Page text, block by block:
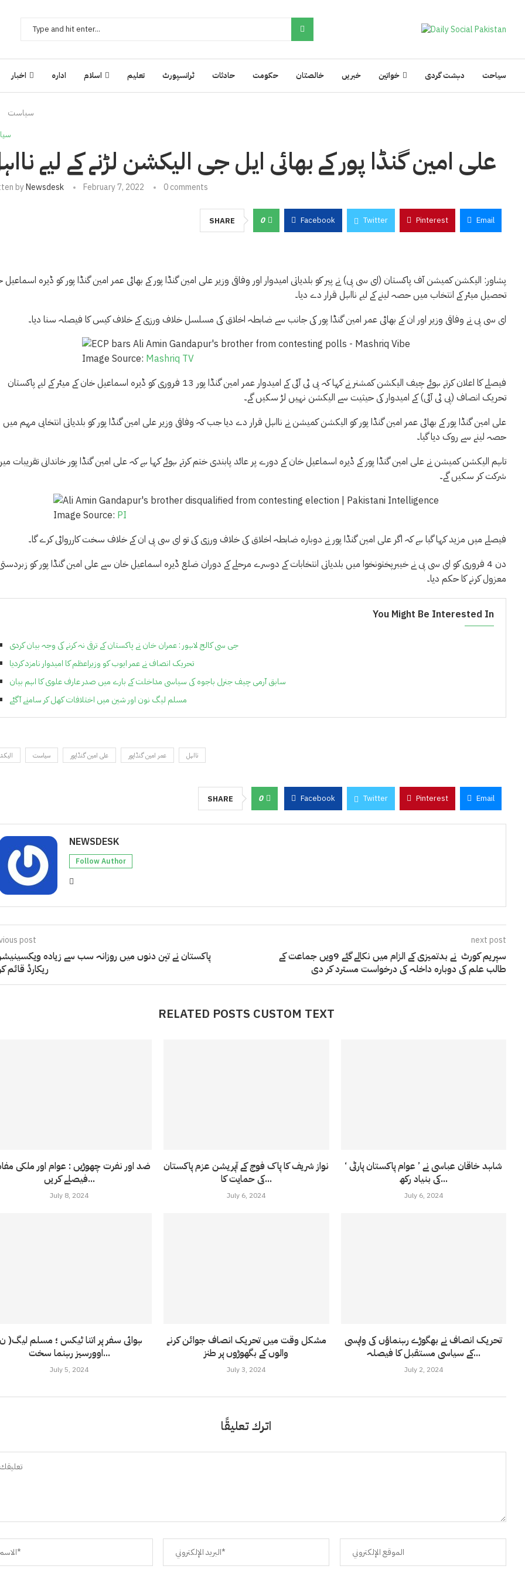
اخبار ادارہ اسلام تعلیم ٹرانسپورٹ حادثات حکومت خالصتان خبریں خواتین دہشت گردی سیاحت
سیاست
علی امین گنڈا پور کے بھائی ایل جی الیکشن لڑنے کے لیے
byNewsdesk February 7, 2022 0 comments
SHARE 0 Facebook Twitter Pinterest Email
پشاور: الیکشن کمیشن آف پاکستان (ای سی پی) نے پیر کو بلدیاتی امیدوار اور وفاقی وزیر علی امین گنڈا پور کے بھائی عمر امین گنڈا پور کو ڈیرہ
تحصیل میئر کے انتخاب میں حصہ لینے کے لیے نااہل قرار دے دیا۔
ای سی پی نے وفاقی وزیر اور ان کے بھائی عمر امین گنڈا پور کی جانب سے ضابطہ اخلاق کی مسلسل خلاف ورزی کے خلاف کیس کا فیصلہ سنا دیا۔
Image Source: Mashriq TV
فیصلے کا اعلان کرتے ہوئے چیف الیکشن کمشنر نے کہا کہ پی ٹی آئی کے امیدوار عمر امین گنڈا پور 13 فروری کو ڈیرہ اسماعیل خان کے میئر کے لیے پاکستان
تحریک انصاف (پی ٹی آئی) کے امیدوار کی حیثیت سے الیکشن نہیں لڑ سکیں گے۔
علی امین گنڈا پور کے بھائی عمر امین گنڈا پور کو الیکشن کمیشن نے نااہل قرار دے دیا جب کہ وفاقی وزیر علی امین گنڈا پور کو بلدیاتی انتخابی مہم میں
حصہ لینے سے روک دیا گیا۔
تاہم الیکشن کمیشن نے علی امین گنڈا پور کے ڈیرہ اسماعیل خان کے دورے پر عائد پابندی ختم کرتے ہوئے کہا ہے کہ علی امین گنڈا پور خاندانی تقریبات
شرکت کر سکیں گے۔
Image Source: PI
فیصلے میں مزید کہا گیا ہے کہ اگر علی امین گنڈا پور نے دوبارہ ضابطہ اخلاق کی خلاف ورزی کی تو ای سی پی ان کے خلاف سخت کارروائی کرے گا۔
دن 4 فروری کو ای سی پی نے خیبرپختونخوا میں بلدیاتی انتخابات کے دوسرے مرحلے کے دوران ضلع ڈیرہ اسماعیل خان سے علی امین گنڈا پور کو
معزول کرنے کا حکم دیا۔
You Might Be Interested In
جی سی کالج لاہور : عمران خان نے پاکستان کے ترقی نہ کرنے کی وجہ بیان کردی
تحریک انصاف نے عمر ایوب کو وزیراعظم کا امیدوار نامزد کردیا
سابق آرمی چیف جنرل باجوہ کی سیاسی مداخلت کے بارے میں صدر عارف علوی کا اہم بیان
مسلم لیگ نون اور شین میں اختلافات کھل کر سامنے آگئے
سیاست علی امین گنڈاپور عمر امین گنڈاپور نااہل
SHARE 0 Facebook Twitter Pinterest Email
NEWSDESK
Follow Author
post
پاکستان نے تین دنوں میں روزانہ سب سے زیادہ
ریکارڈ قائم
next post
سپریم کورٹ نے بدتمیزی کے الزام میں نکالے گئے 9ویں جماعت کے
طالب علم کی دوبارہ داخلہ کی درخواست مسترد کر دی
RELATED POSTS CUSTOM TEXT
ضد اور نفرت چھوڑیں : عوام اور ملکی
فیصلے کریں...
July 8, 2024
نواز شریف کا پاک فوج کے آپریشن عزم پاکستان
کی حمایت کا...
July 6, 2024
شاہد خاقان عباسی نے ’ عوام پاکستان پارٹی ‘
کی بنیاد رکھ...
July 6, 2024
ہوائی سفر پر اتنا ٹیکس ؛ مسلم لیگ(
اوورسیز رہنما سخت...
July 5, 2024
مشکل وقت میں تحریک انصاف جوائن کرنے
والوں کے بگھوڑوں پر طنز
July 3, 2024
تحریک انصاف نے بھگوڑے رہنماؤں کی واپسی
کے سیاسی مستقبل کا فیصلہ...
July 2, 2024
اترك تعليقًا